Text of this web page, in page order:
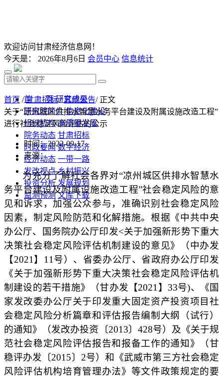
欢迎访问甘肃经济信息网！
今天是： 2026年8月6日 会员中心 信息统计
首 页 研究成果
研究院简介 信息化建设
组织机构 高质量发展
院务动态 甘肃招标
时政要闻 数字经济
经济动态 一带一路
发改视点 乡村振兴
投资分析 发展规划
监测预测 文库下载
首页 /甘肃招标/其他公告/ 正文
关于“凉州城区供排水智慧水务平台建设及附属设施改造工程”
进行社会稳定风险评估的公示
时间：2022-09-17
来源：
为充分了解社会各界对“凉州城区供排水智慧水
务平台建设及附属设施改造工程”社会稳定风险的意
见和诉求，加强公众参与，准确识别社会稳定风险
因素，制定风险防范和化解措施。根据《中共中央
办公厅、国务院办公厅印发<关于加强新形势下重大
决策社会稳定风险评估机制建设的意见》（中办发
【2021】11号）、省委办公厅、省政府办公厅印发
《关于加强新形势下重大决策社会稳定风险评估机
制建设的若干措施》（甘办发【2021】33号)、《国
家发改委办公厅关于印发重大固定资产投资项目社
会稳定风险分析篇章和评估报告编制大纲（试行）
的通知》（发改办投资〔2013〕428号）及《关于规
范社会稳定风险评估报告和报备工作的通知》（甘
稳评办发〔2015〕2号）和《武威市第三方社会稳定
风险评估机构培育管理办法》等文件政策规定的要